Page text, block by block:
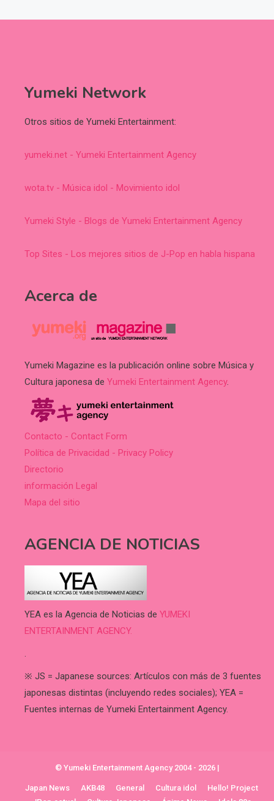
Yumeki Network
Otros sitios de Yumeki Entertainment:
yumeki.net - Yumeki Entertainment Agency
wota.tv - Música idol - Movimiento idol
Yumeki Style - Blogs de Yumeki Entertainment Agency
Top Sites - Los mejores sitios de J-Pop en habla hispana
Acerca de
Yumeki Magazine es la publicación online sobre Música y
Cultura japonesa de Yumeki Entertainment Agency.
Contacto - Contact Form
Política de Privacidad - Privacy Policy
Directorio
información Legal
Mapa del sitio
AGENCIA DE NOTICIAS
YEA es la Agencia de Noticias de YUMEKI
ENTERTAINMENT AGENCY.
.
※ JS = Japanese sources: Artículos con más de 3 fuentes
japonesas distintas (incluyendo redes sociales); YEA =
Fuentes internas de Yumeki Entertainment Agency.
© Yumeki Entertainment Agency 2004 - 2026 |
Japan News AKB48 General Cultura idol
Hello! Project